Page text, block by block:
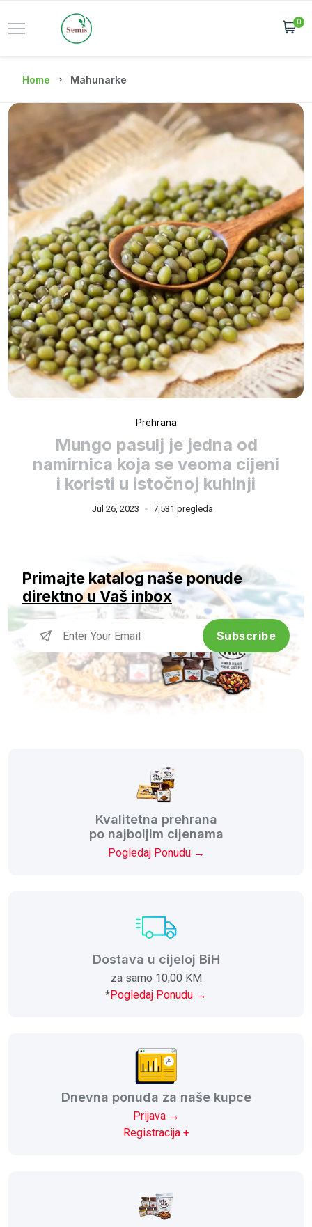
0
Home Mahunarke
Prehrana
Mungo pasulj je jedna od
namirnica koja se veoma cijeni
i koristi u istočnoj kuhinji
Jul 26, 2023 7,531 pregleda
Primajte katalog naše ponude
direktno u Vaš inbox
Subscribe
Kvalitetna prehrana
po najboljim cijenama
Pogledaj Ponudu →
Dostava u cijeloj BiH
za samo 10,00 KM
*Pogledaj Ponudu →
Dnevna ponuda za naše kupce
Prijava →
Registracija +